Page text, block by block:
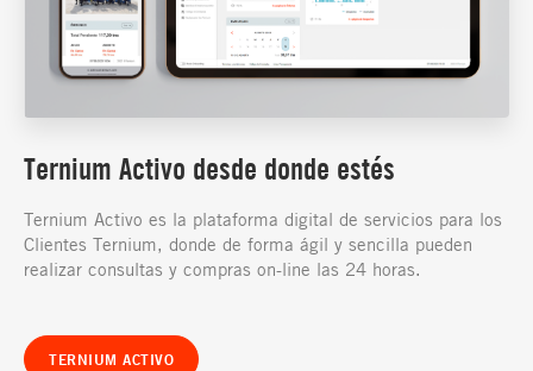
Ternium Activo desde donde estés
Ternium Activo es la plataforma digital de servicios para los
Clientes Ternium, donde de forma ágil y sencilla pueden
realizar consultas y compras on-line las 24 horas.
TERNIUM ACTIVO